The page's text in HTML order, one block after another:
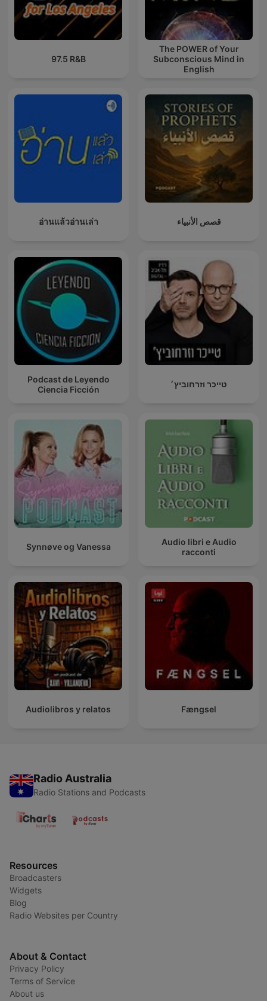
97.5 R&B
The POWER of Your
Subconscious Mind in
English
อ่านแล้วอ่านเล่า قصص الأنبياء
Podcast de Leyendo
Ciencia Ficción
טייכר וזרחוביץ׳
Synnøve og Vanessa
Audio libri e Audio
racconti
Audiolibros y relatos Fængsel
Radio Australia
Radio Stations and Podcasts
Resources
Broadcasters
Widgets
Blog
Radio Websites per Country
About & Contact
Privacy Policy
Terms of Service
About us